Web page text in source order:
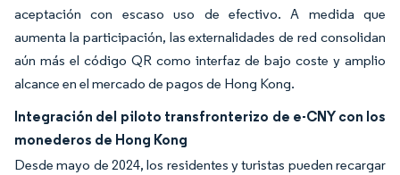
aceptación con escaso uso de efectivo. A medida que
aumenta la participación, las externalidades de red consolidan
aún más el código QR como interfaz de bajo coste y amplio
alcance en el mercado de pagos de Hong Kong.
Integración del piloto transfronterizo de e-CNY con los
monederos de Hong Kong
Desde mayo de 2024, los residentes y turistas pueden recargar